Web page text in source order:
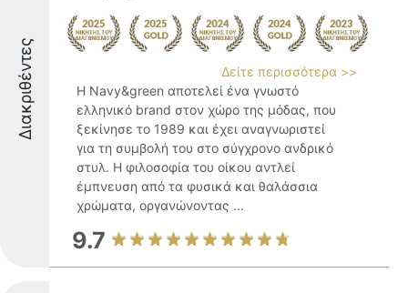
Διακριθέντες
Δείτε περισσότερα >>
Η Navy&green αποτελεί ένα γνωστό
ελληνικό brand στον χώρο της μόδας, που
ξεκίνησε το 1989 και έχει αναγνωριστεί
για τη συμβολή του στο σύγχρονο ανδρικό
στυλ. Η φιλοσοφία του οίκου αντλεί
έμπνευση από τα φυσικά και θαλάσσια
χρώματα, οργανώνοντας ...
9.7